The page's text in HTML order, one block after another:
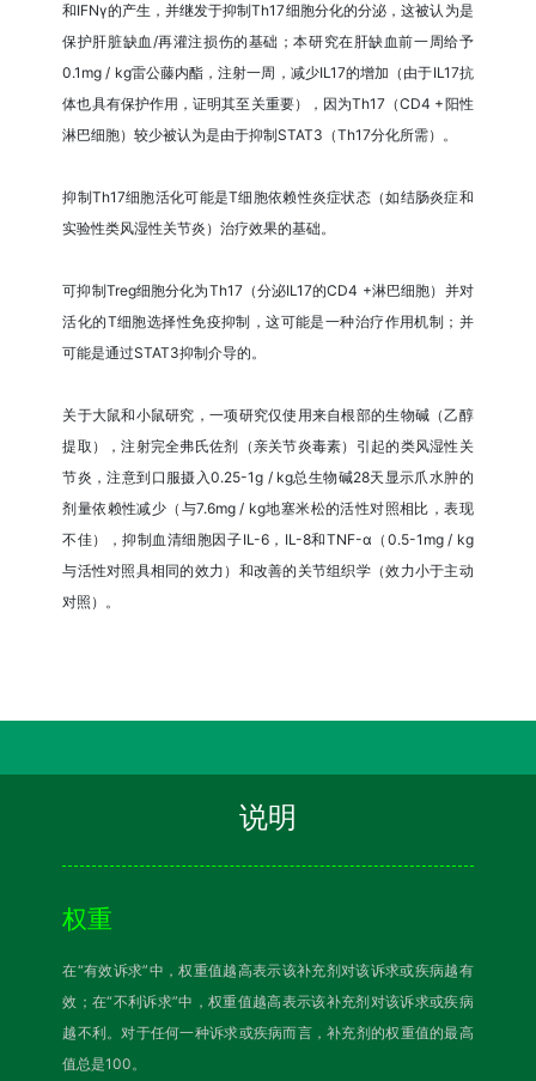
和IFNγ的产生，并继发于抑制Th17细胞分化的分泌，这被认为是
保护肝脏缺血/再灌注损伤的基础；本研究在肝缺血前一周给予
0.1mg / kg雷公藤内酯，注射一周，减少IL17的增加（由于IL17抗
体也具有保护作用，证明其至关重要），因为Th17（CD4 +阳性
淋巴细胞）较少被认为是由于抑制STAT3（Th17分化所需）。
抑制Th17细胞活化可能是T细胞依赖性炎症状态（如结肠炎症和
实验性类风湿性关节炎）治疗效果的基础。
可抑制Treg细胞分化为Th17（分泌IL17的CD4 +淋巴细胞）并对
活化的T细胞选择性免疫抑制，这可能是一种治疗作用机制；并
可能是通过STAT3抑制介导的。
关于大鼠和小鼠研究，一项研究仅使用来自根部的生物碱（乙醇
提取），注射完全弗氏佐剂（亲关节炎毒素）引起的类风湿性关
节炎，注意到口服摄入0.25-1g / kg总生物碱28天显示爪水肿的
剂量依赖性减少（与7.6mg / kg地塞米松的活性对照相比，表现
不佳），抑制血清细胞因子IL-6，IL-8和TNF-α（0.5-1mg / kg
与活性对照具相同的效力）和改善的关节组织学（效力小于主动
对照）。
说明
权重
在“有效诉求”中，权重值越高表示该补充剂对该诉求或疾病越有
效；在“不利诉求”中，权重值越高表示该补充剂对该诉求或疾病
越不利。对于任何一种诉求或疾病而言，补充剂的权重值的最高
值总是100。